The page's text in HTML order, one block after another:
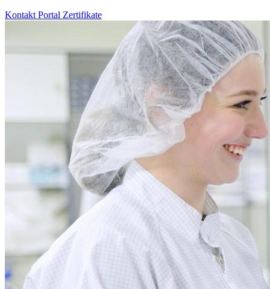
Kontakt Portal Zertifikate